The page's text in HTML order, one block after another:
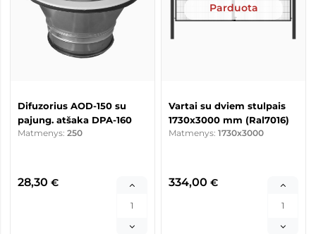
Difuzorius AOD-150 su
pajung. atšaka DPA-160
Matmenys: 250
28,30 €
Parduota
Vartai su dviem stulpais
1730x3000 mm (Ral7016)
Matmenys: 1730x3000
334,00 €